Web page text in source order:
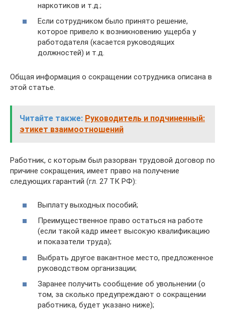
наркотиков и т.д.;
Если сотрудником было принято решение,
которое привело к возникновению ущерба у
работодателя (касается руководящих
должностей) и т.д.
Общая информация о сокращении сотрудника описана в
этой статье.
Читайте также: Руководитель и подчиненный:
этикет взаимоотношений
Работник, с которым был разорван трудовой договор по
причине сокращения, имеет право на получение
следующих гарантий (гл. 27 ТК РФ):
Выплату выходных пособий;
Преимущественное право остаться на работе
(если такой кадр имеет высокую квалификацию
и показатели труда);
Выбрать другое вакантное место, предложенное
руководством организации;
Заранее получить сообщение об увольнении (о
том, за сколько предупреждают о сокращении
работника, будет указано ниже);